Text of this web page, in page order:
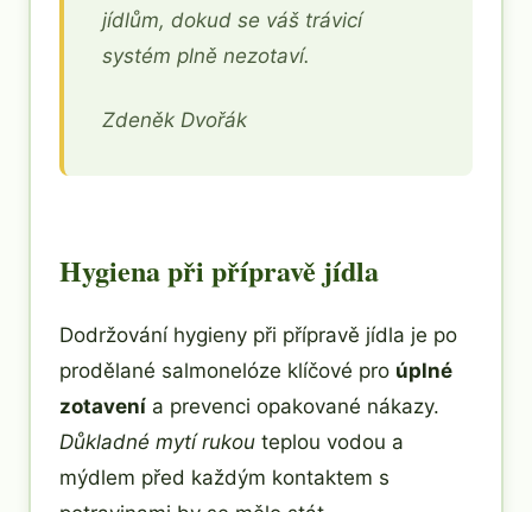
jídlům, dokud se váš trávicí
systém plně nezotaví.
Zdeněk Dvořák
Hygiena při přípravě jídla
Dodržování hygieny při přípravě jídla je po
prodělané salmonelóze klíčové pro úplné
zotavení a prevenci opakované nákazy.
Důkladné mytí rukou teplou vodou a
mýdlem před každým kontaktem s